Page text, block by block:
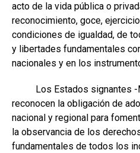
acto de la vida pública o
reconocimiento, goce,
condiciones de igualdad, de
y libertades fundamentales
nacionales y en los
Los Estados signantes -
reconocen la obligación de
nacional y regional para
la observancia de los
fundamentales de todos los